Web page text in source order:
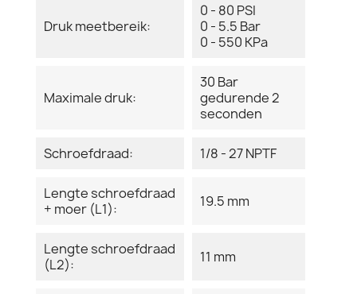
Druk meetbereik:
0 - 80 PSI
0 - 5.5 Bar
0 - 550 KPa
Maximale druk:
30 Bar
gedurende 2
seconden
Schroefdraad: 1/8 - 27 NPTF
Lengte schroefdraad
+ moer (L1):
19.5 mm
Lengte schroefdraad
(L2):
11 mm